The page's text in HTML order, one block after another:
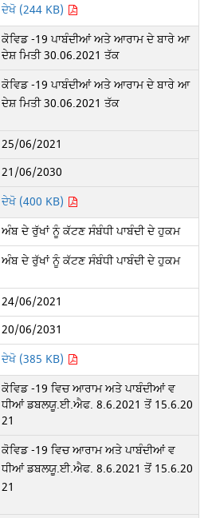
ਦੇਖੋ (244 KB)
ਕੋਵਿਡ -19 ਪਾਬੰਦੀਆਂ ਅਤੇ ਆਰਾਮ ਦੇ ਬਾਰੇ ਆ
ਦੇਸ਼ ਮਿਤੀ 30.06.2021 ਤੱਕ
ਕੋਵਿਡ -19 ਪਾਬੰਦੀਆਂ ਅਤੇ ਆਰਾਮ ਦੇ ਬਾਰੇ ਆ
ਦੇਸ਼ ਮਿਤੀ 30.06.2021 ਤੱਕ
25/06/2021
21/06/2030
ਦੇਖੋ (400 KB)
ਅੰਬ ਦੇ ਰੁੱਖਾਂ ਨੂੰ ਕੱਟਣ ਸੰਬੰਧੀ ਪਾਬੰਦੀ ਦੇ ਹੁਕਮ
ਅੰਬ ਦੇ ਰੁੱਖਾਂ ਨੂੰ ਕੱਟਣ ਸੰਬੰਧੀ ਪਾਬੰਦੀ ਦੇ ਹੁਕਮ
24/06/2021
20/06/2031
ਦੇਖੋ (385 KB)
ਕੋਵਿਡ -19 ਵਿਚ ਆਰਾਮ ਅਤੇ ਪਾਬੰਦੀਆਂ ਵ
ਧੀਆਂ ਡਬਲਯੂ.ਈ.ਐਫ. 8.6.2021 ਤੋਂ 15.6.20
21
ਕੋਵਿਡ -19 ਵਿਚ ਆਰਾਮ ਅਤੇ ਪਾਬੰਦੀਆਂ ਵ
ਧੀਆਂ ਡਬਲਯੂ.ਈ.ਐਫ. 8.6.2021 ਤੋਂ 15.6.20
21